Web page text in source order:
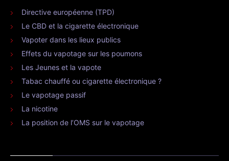
Directive européenne (TPD)
Le CBD et la cigarette électronique
Vapoter dans les lieux publics
Effets du vapotage sur les poumons
Les Jeunes et la vapote
Tabac chauffé ou cigarette électronique ?
Le vapotage passif
La nicotine
La position de l’OMS sur le vapotage